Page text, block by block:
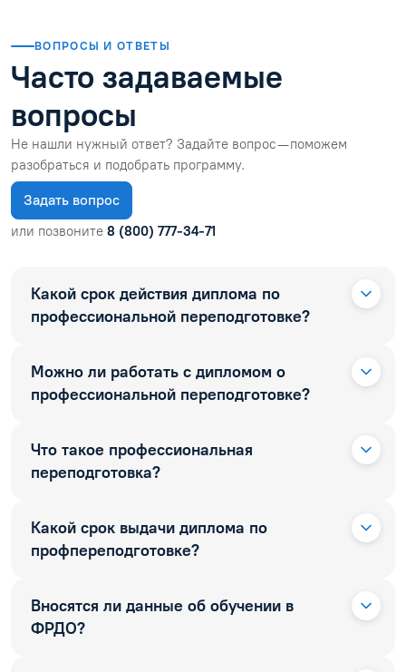
ВОПРОСЫ И ОТВЕТЫ
Часто задаваемые
вопросы
Не нашли нужный ответ? Задайте вопрос — поможем
разобраться и подобрать программу.
Задать вопрос
или позвоните 8 (800) 777-34-71
Какой срок действия диплома по
профессиональной переподготовке?
Можно ли работать с дипломом о
профессиональной переподготовке?
Что такое профессиональная
переподготовка?
Какой срок выдачи диплома по
профпереподготовке?
Вносятся ли данные об обучении в
ФРДО?